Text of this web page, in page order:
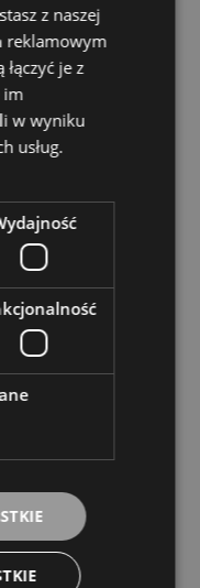
2,5" Eye Of
To Leather
z naszej
reklamowym
je z
im
w wyniku
usług.